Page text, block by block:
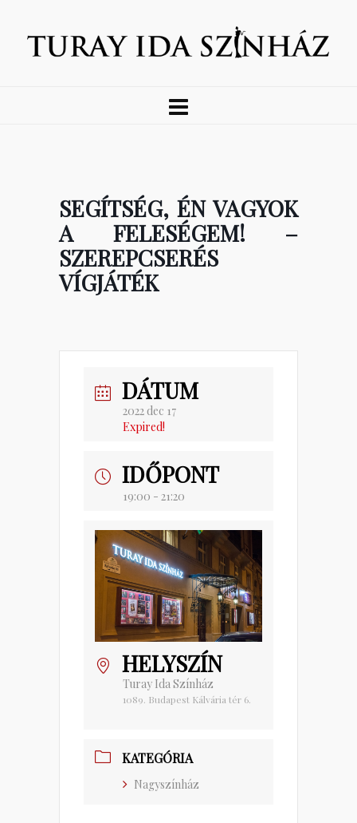
SEGÍTSÉG, ÉN VAGYOK
A FELESÉGEM! –
SZEREPCSERÉS
VÍGJÁTÉK
DÁTUM
2022 dec 17
Expired!
IDŐPONT
19:00 - 21:20
HELYSZÍN
Turay Ida Színház
1089. Budapest Kálvária tér 6.
KATEGÓRIA
Nagyszínház